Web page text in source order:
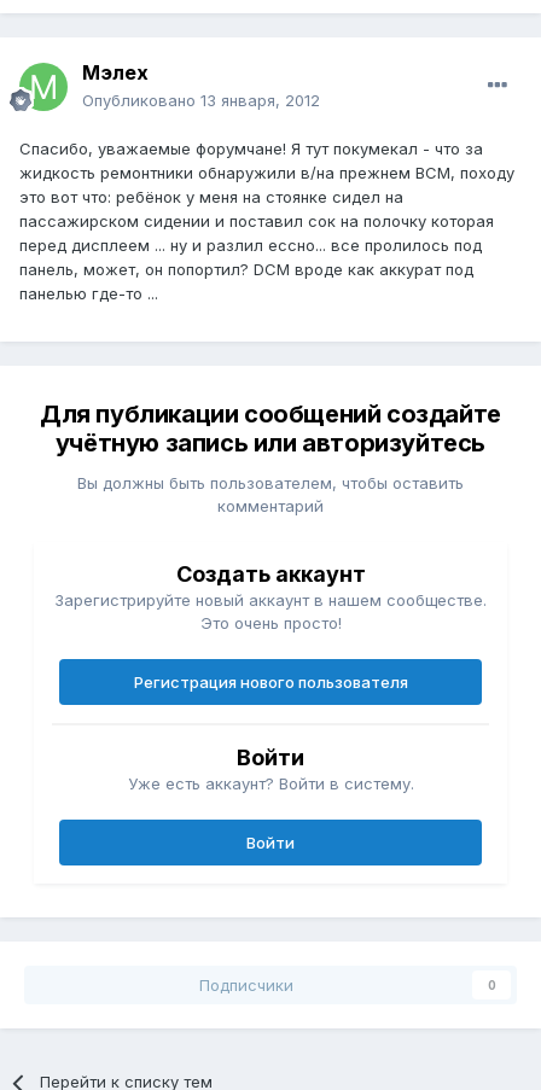
Мэлех
Опубликовано 13 января, 2012
Спасибо, уважаемые форумчане! Я тут покумекал - что за
жидкость ремонтники обнаружили в/на прежнем ВСМ, походу
это вот что: ребёнок у меня на стоянке сидел на
пассажирском сидении и поставил сок на полочку которая
перед дисплеем ... ну и разлил ессно... все пролилось под
панель, может, он попортил? DCМ вроде как аккурат под
панелью где-то ...
Для публикации сообщений создайте
учётную запись или авторизуйтесь
Вы должны быть пользователем, чтобы оставить
комментарий
Создать аккаунт
Зарегистрируйте новый аккаунт в нашем сообществе.
Это очень просто!
Регистрация нового пользователя
Войти
Уже есть аккаунт? Войти в систему.
Войти
Подписчики 0
Перейти к списку тем